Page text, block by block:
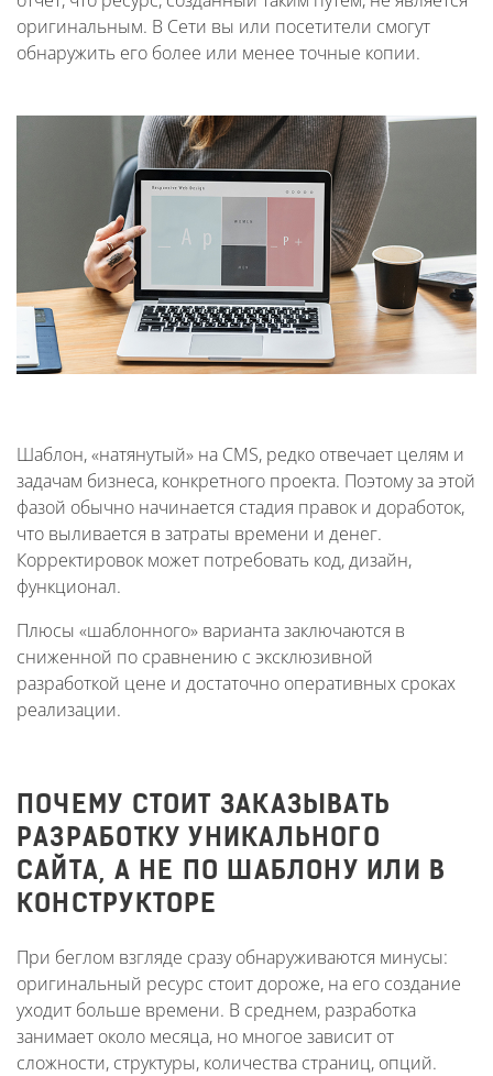
оригинальным. В Сети вы или посетители смогут
обнаружить его более или менее точные копии.
Шаблон, «натянутый» на CMS, редко отвечает целям и
задачам бизнеса, конкретного проекта. Поэтому за этой
фазой обычно начинается стадия правок и доработок,
что выливается в затраты времени и денег.
Корректировок может потребовать код, дизайн,
функционал.
Плюсы «шаблонного» варианта заключаются в
сниженной по сравнению с эксклюзивной
разработкой цене и достаточно оперативных сроках
реализации.
ПОЧЕМУ СТОИТ ЗАКАЗЫВАТЬ
РАЗРАБОТКУ УНИКАЛЬНОГО
САЙТА, А НЕ ПО ШАБЛОНУ ИЛИ В
КОНСТРУКТОРЕ
При беглом взгляде сразу обнаруживаются минусы:
оригинальный ресурс стоит дороже, на его создание
уходит больше времени. В среднем, разработка
занимает около месяца, но многое зависит от
сложности, структуры, количества страниц, опций.